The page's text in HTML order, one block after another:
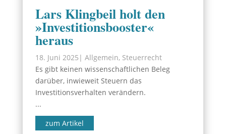
Lars Klingbeil holt den
»Investitionsbooster«
heraus
18. Juni 2025 | Allgemein, Steuerrecht
Es gibt keinen wissenschaftlichen Beleg
darüber, inwieweit Steuern das
Investitionsverhalten verändern.
...
zum Artikel